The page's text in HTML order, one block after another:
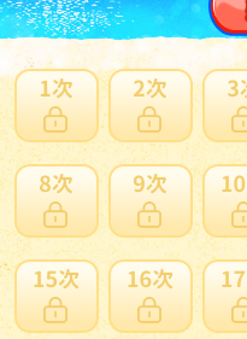
費用試算
以外的問題，下標前注意
無法修理字樣,下標前注意